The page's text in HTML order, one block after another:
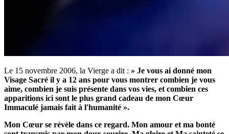
Le 15 novembre 2006, la Vierge a dit : » Je vous ai donné mon
Visage Sacré il y a 12 ans pour vous montrer combien je vous
aime, combien je suis présente dans vos vies, et combien ces
apparitions ici sont le plus grand cadeau de mon Cœur
Immaculé jamais fait à l'humanité ».
Mon Cœur se révèle dans ce regard. Mon amour et ma bonté